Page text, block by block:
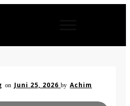
on Juni 25, 2026 by Achim